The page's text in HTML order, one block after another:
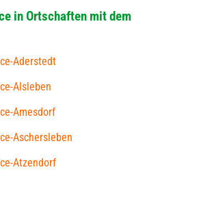
in Ortschaften mit dem
Aderstedt
Alsleben
Amesdorf
Aschersleben
Atzendorf